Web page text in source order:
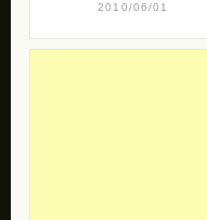
2010/06/01